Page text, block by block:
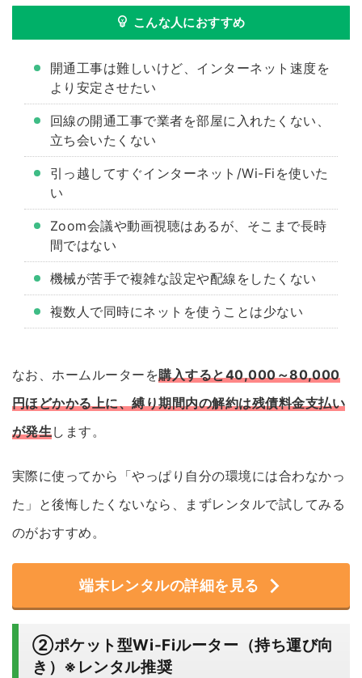
こんな人におすすめ
開通工事は難しいけど、インターネット速度を
より安定させたい
回線の開通工事で業者を部屋に入れたくない、
立ち会いたくない
引っ越してすぐインターネット/Wi-Fiを使いた
い
Zoom会議や動画視聴はあるが、そこまで長時
間ではない
機械が苦手で複雑な設定や配線をしたくない
複数人で同時にネットを使うことは少ない
なお、ホームルーターを購入すると40,000～80,000
円ほどかかる上に、縛り期間内の解約は残債料金支払い
が発生します。
実際に使ってから「やっぱり自分の環境には合わなかっ
た」と後悔したくないなら、まずレンタルで試してみる
のがおすすめ。
端末レンタルの詳細を見る
②ポケット型Wi-Fiルーター（持ち運び向
き）※レンタル推奨